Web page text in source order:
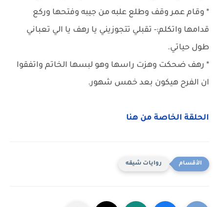
* وقام عمر وقف وطلع علبه من جيبه وفتحها وركع
قدامها واتكلم:- تقبلي تتجوزيني يا رهف يا الي تعباني
طول حياتي.
* رهف ضحكت وهزت راسها وهو لبسها الخاتم واتفقوا
ان الفرح هيكون بعد خمس شهور.
الحلقة الخاصة من هنا
روايات شيقه